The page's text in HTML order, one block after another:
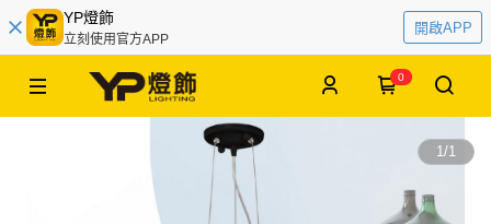
YP燈飾
立刻使用官方APP
開啟APP
0
1/1